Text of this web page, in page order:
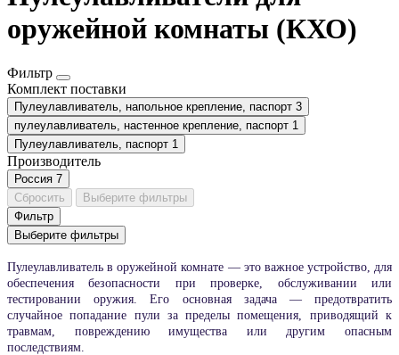
оружейной комнаты (КХО)
Фильтр
Комплект поставки
Пулеулавливатель, напольное крепление, паспорт 3
пулеулавливатель, настенное крепление, паспорт 1
Пулеулавливатель, паспорт 1
Производитель
Россия 7
Сбросить
Выберите фильтры
Фильтр
Выберите фильтры
Пулеулавливатель в оружейной комнате — это важное устройство, для
обеспечения безопасности при проверке, обслуживании или
тестировании оружия. Его основная задача — предотвратить
случайное попадание пули за пределы помещения, приводящий к
травмам, повреждению имущества или другим опасным
последствиям.